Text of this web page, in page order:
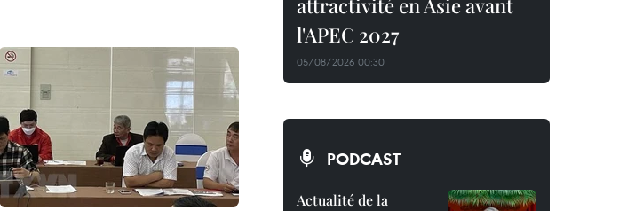
attractivité en Asie avant
l'APEC 2027
05/08/2026 00:30
PODCAST
Actualité de la